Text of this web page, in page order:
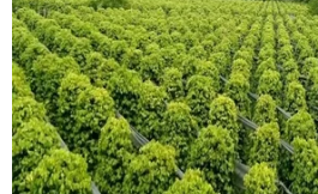
Hơn 600 tay súng sắc